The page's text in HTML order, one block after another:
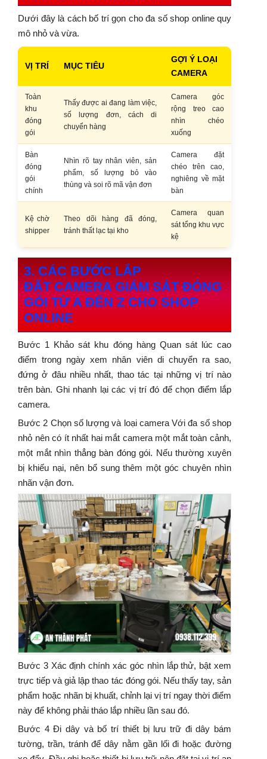
Dưới đây là cách bố trí gọn cho đa số shop online quy
mô nhỏ và vừa.
VỊ TRÍ MỤC TIÊU
GỢI Ý LOẠI
CAMERA
Toàn
khu
đóng
gói
Thấy được ai đang làm việc,
số lượng đơn, cách di
chuyển hàng
Camera góc
rộng treo cao
nhìn chéo
xuống
Bàn
đóng
gói
chính
Nhìn rõ tay nhân viên, sản
phẩm, số lượng bỏ vào
thùng và soi rõ mã vận đơn
Camera đặt
chéo trên cao,
nghiêng về mặt
bàn
Kệ chờ
shipper
Theo dõi hàng đã đóng,
tránh thất lạc tại kho
Camera quan
sát tổng khu vực
kệ
3. CÁC BƯỚC LẮP
ĐẶT CAMERA GIÁM SÁT ĐÓNG
GÓI TỪ A ĐẾN Z CHO SHOP
ONLINE
Bước 1 Khảo sát khu đóng hàng Quan sát lúc cao
điểm trong ngày xem nhân viên di chuyển ra sao,
đứng ở đâu nhiều nhất, thao tác tại những vị trí nào
trên bàn. Ghi nhanh lại các vị trí đó để chọn điểm lắp
camera.
Bước 2 Chọn số lượng và loại camera Với đa số shop
nhỏ nên có ít nhất hai mắt camera một mắt toàn cảnh,
một mắt nhìn thẳng bàn đóng gói. Nếu thường xuyên
bị khiếu nại, nên bổ sung thêm một góc chuyên nhìn
nhãn vận đơn.
Bước 3 Xác định chính xác góc nhìn lắp thử, bật xem
trực tiếp và giả lập thao tác đóng gói. Nếu thấy tay, sản
phẩm hoặc nhãn bị khuất, chỉnh lại vị trí ngay thời điểm
này để không phải tháo lắp nhiều lần sau đó.
Bước 4 Đi dây và bố trí thiết bị lưu trữ đi dây bám
tường, trần, tránh để dây nằm gần lối đi hoặc đường